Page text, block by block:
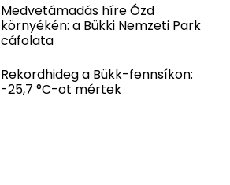
Medvetámadás híre Ózd
környékén: a Bükki Nemzeti Park
cáfolata
Rekordhideg a Bükk-fennsíkon:
-25,7 °C-ot mértek